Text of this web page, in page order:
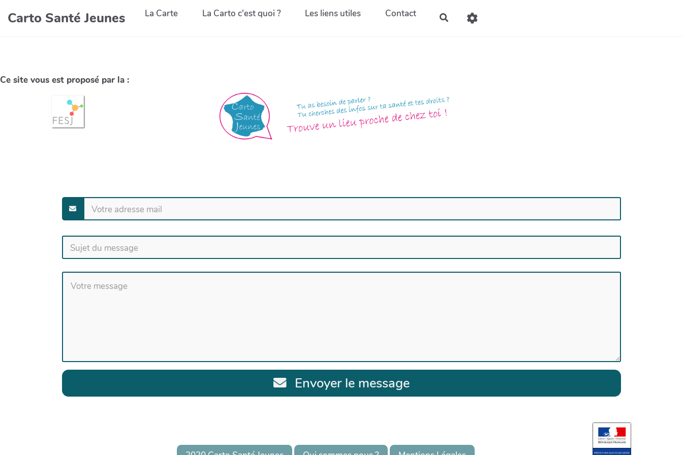
Carto Santé Jeunes La Carte La Carto c'est quoi ? Les liens utiles Contact
Ce site vous est proposé par la :
Envoyer le message